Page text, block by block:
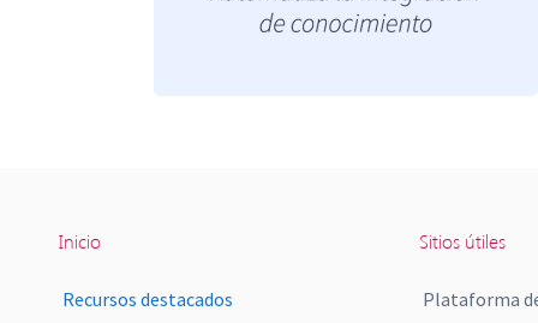
Inicio
Recursos destacados
Sitios útiles
Plataforma